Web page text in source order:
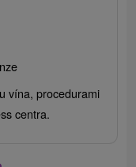
vína, procedurami
centra.